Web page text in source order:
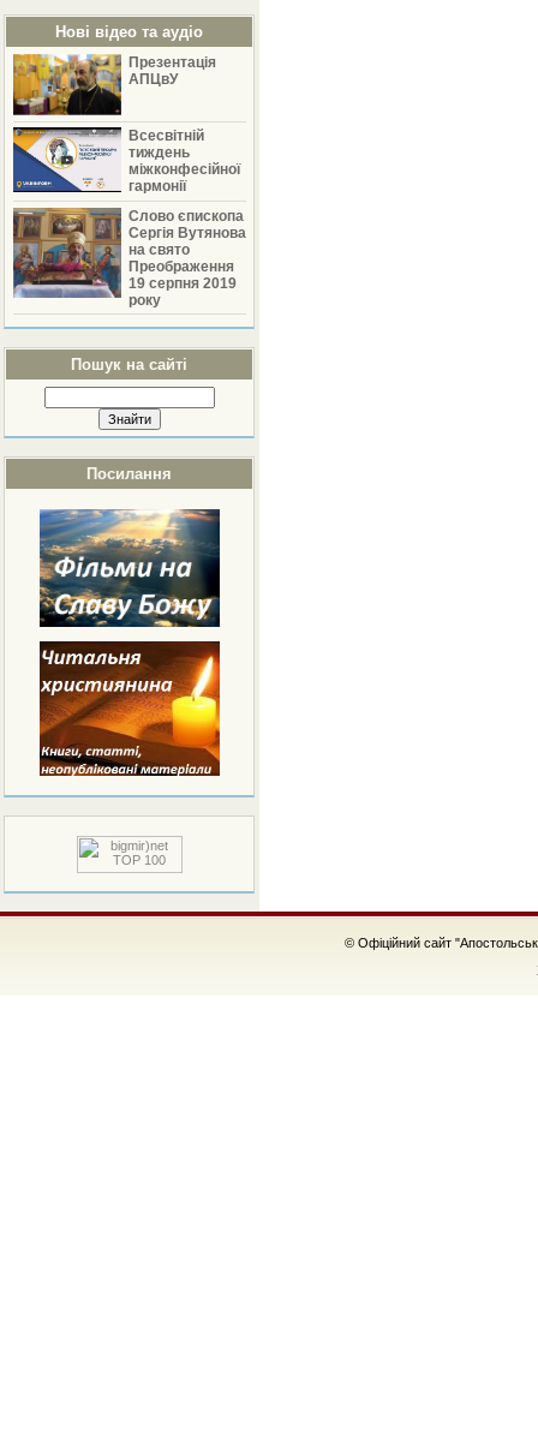
Нові відео та аудіо
Презентація
АПЦвУ
Всесвітній
тиждень
міжконфесійної
гармонії
Слово єпископа
Сергія Вутянова
на свято
Преображення
19 серпня 2019
року
Пошук на сайті
Посилання
© Офіційний сайт